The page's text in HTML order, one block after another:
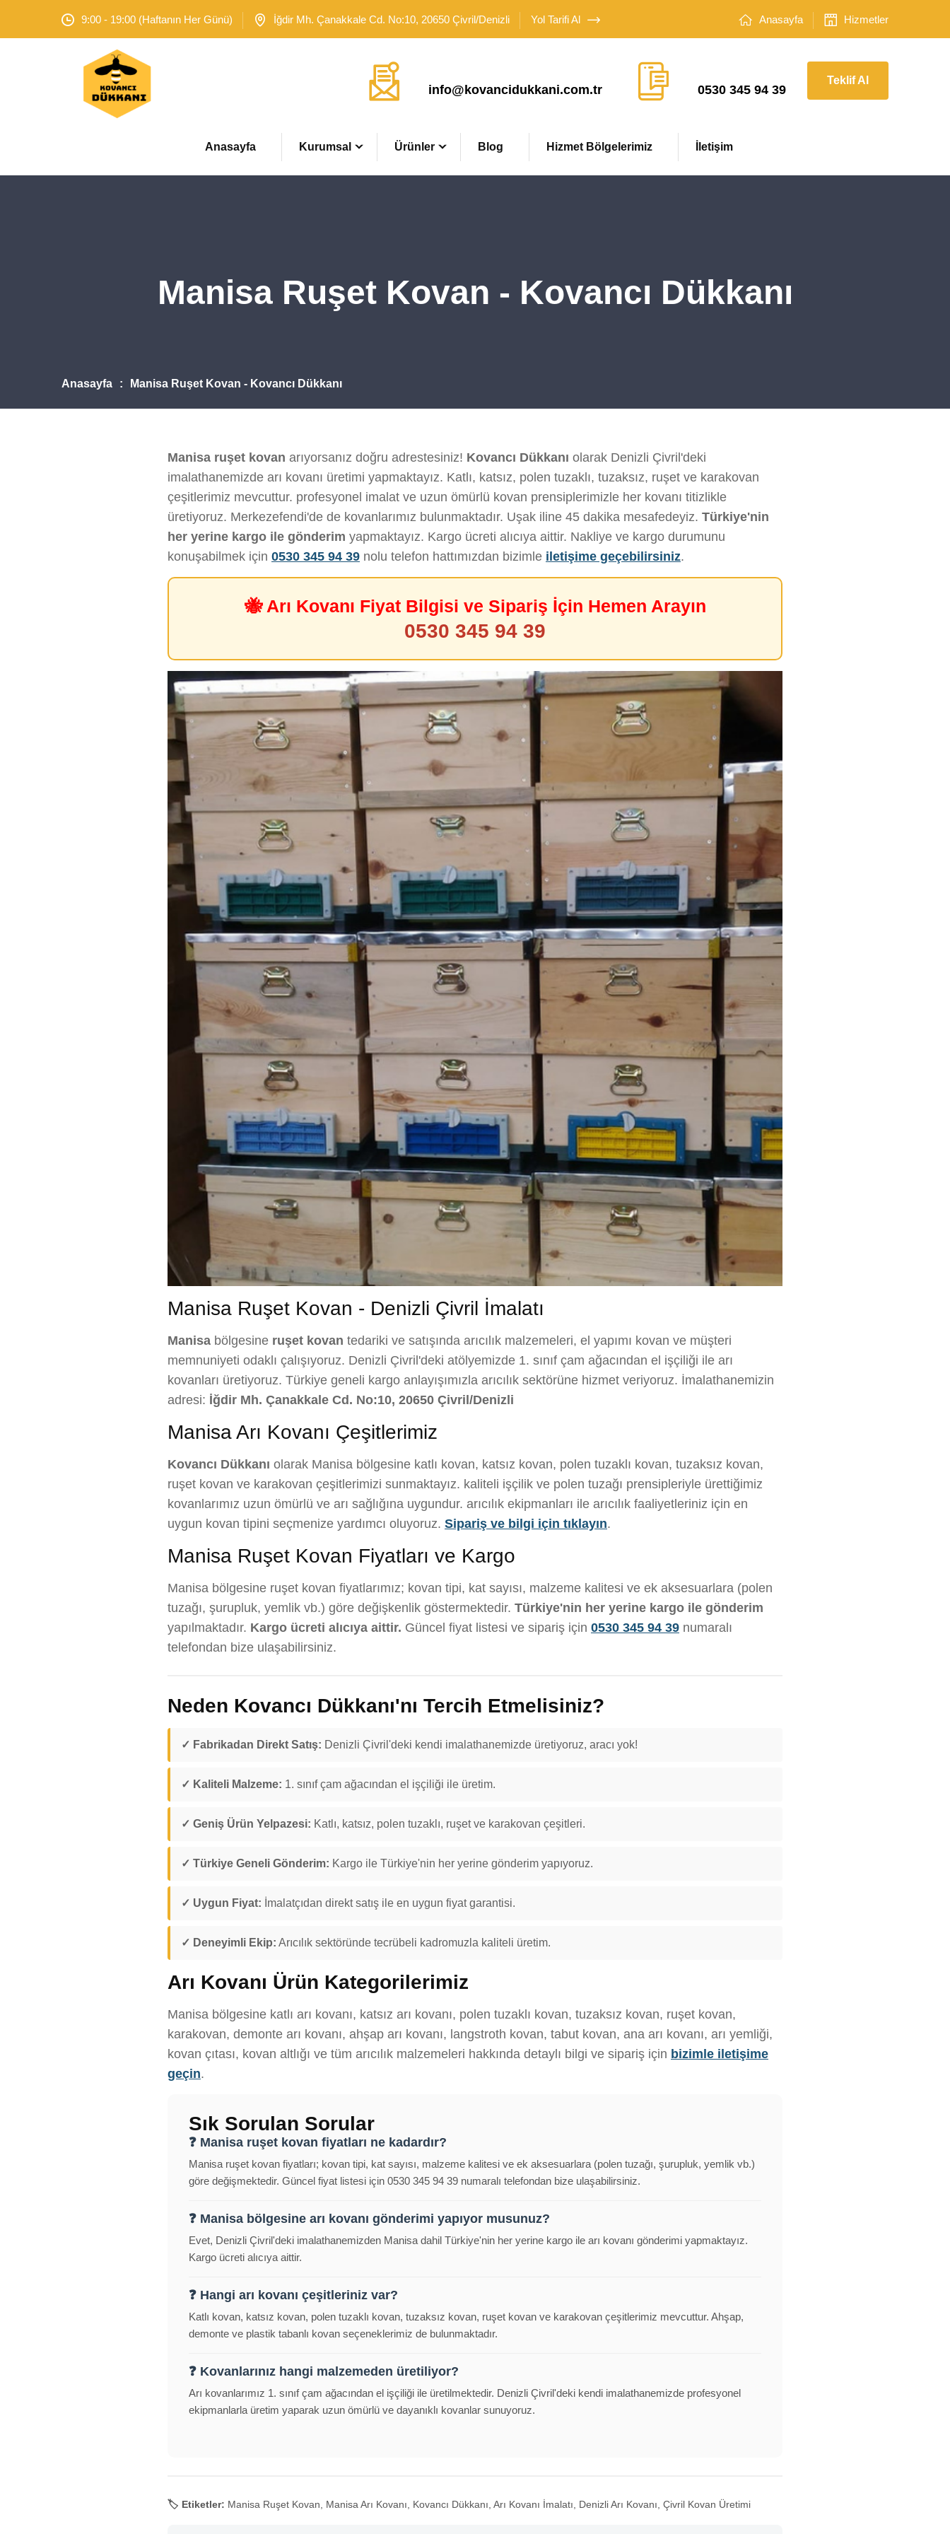
9:00 - 19:00 (Haftanın Her Günü) İğdir Mh. Çanakkale Cd. No:10, 20650 Çivril/Denizli Yol Tarifi Al Anasayfa Hizmetler
info@kovancidukkani.com.tr 0530 345 94 39
Teklif Al
Anasayfa Kurumsal Ürünler Blog Hizmet Bölgelerimiz İletişim
Manisa Ruşet Kovan - Kovancı Dükkanı
Anasayfa Manisa Ruşet Kovan - Kovancı Dükkanı
Manisa ruşet kovan arıyorsanız doğru adrestesiniz! Kovancı Dükkanı olarak Denizli Çivril'deki
imalathanemizde arı kovanı üretimi yapmaktayız. Katlı, katsız, polen tuzaklı, tuzaksız, ruşet ve karakovan
çeşitlerimiz mevcuttur. profesyonel imalat ve uzun ömürlü kovan prensiplerimizle her kovanı titizlikle
üretiyoruz. Merkezefendi'de de kovanlarımız bulunmaktadır. Uşak iline 45 dakika mesafedeyiz. Türkiye'nin
her yerine kargo ile gönderim yapmaktayız. Kargo ücreti alıcıya aittir. Nakliye ve kargo durumunu
konuşabilmek için 0530 345 94 39 nolu telefon hattımızdan bizimle iletişime geçebilirsiniz.
🐝 Arı Kovanı Fiyat Bilgisi ve Sipariş İçin Hemen Arayın
0530 345 94 39
Manisa Ruşet Kovan - Denizli Çivril İmalatı
Manisa bölgesine ruşet kovan tedariki ve satışında arıcılık malzemeleri, el yapımı kovan ve müşteri
memnuniyeti odaklı çalışıyoruz. Denizli Çivril'deki atölyemizde 1. sınıf çam ağacından el işçiliği ile arı
kovanları üretiyoruz. Türkiye geneli kargo anlayışımızla arıcılık sektörüne hizmet veriyoruz. İmalathanemizin
adresi: İğdir Mh. Çanakkale Cd. No:10, 20650 Çivril/Denizli
Manisa Arı Kovanı Çeşitlerimiz
Kovancı Dükkanı olarak Manisa bölgesine katlı kovan, katsız kovan, polen tuzaklı kovan, tuzaksız kovan,
ruşet kovan ve karakovan çeşitlerimizi sunmaktayız. kaliteli işçilik ve polen tuzağı prensipleriyle ürettiğimiz
kovanlarımız uzun ömürlü ve arı sağlığına uygundur. arıcılık ekipmanları ile arıcılık faaliyetleriniz için en
uygun kovan tipini seçmenize yardımcı oluyoruz. Sipariş ve bilgi için tıklayın.
Manisa Ruşet Kovan Fiyatları ve Kargo
Manisa bölgesine ruşet kovan fiyatlarımız; kovan tipi, kat sayısı, malzeme kalitesi ve ek aksesuarlara (polen
tuzağı, şurupluk, yemlik vb.) göre değişkenlik göstermektedir. Türkiye'nin her yerine kargo ile gönderim
yapılmaktadır. Kargo ücreti alıcıya aittir. Güncel fiyat listesi ve sipariş için 0530 345 94 39 numaralı
telefondan bize ulaşabilirsiniz.
Neden Kovancı Dükkanı'nı Tercih Etmelisiniz?
✓ Fabrikadan Direkt Satış: Denizli Çivril'deki kendi imalathanemizde üretiyoruz, aracı yok!
✓ Kaliteli Malzeme: 1. sınıf çam ağacından el işçiliği ile üretim.
✓ Geniş Ürün Yelpazesi: Katlı, katsız, polen tuzaklı, ruşet ve karakovan çeşitleri.
✓ Türkiye Geneli Gönderim: Kargo ile Türkiye'nin her yerine gönderim yapıyoruz.
✓ Uygun Fiyat: İmalatçıdan direkt satış ile en uygun fiyat garantisi.
✓ Deneyimli Ekip: Arıcılık sektöründe tecrübeli kadromuzla kaliteli üretim.
Arı Kovanı Ürün Kategorilerimiz
Manisa bölgesine katlı arı kovanı, katsız arı kovanı, polen tuzaklı kovan, tuzaksız kovan, ruşet kovan,
karakovan, demonte arı kovanı, ahşap arı kovanı, langstroth kovan, tabut kovan, ana arı kovanı, arı yemliği,
kovan çıtası, kovan altlığı ve tüm arıcılık malzemeleri hakkında detaylı bilgi ve sipariş için bizimle iletişime
geçin.
Sık Sorulan Sorular
❓ Manisa ruşet kovan fiyatları ne kadardır?
Manisa ruşet kovan fiyatları; kovan tipi, kat sayısı, malzeme kalitesi ve ek aksesuarlara (polen tuzağı, şurupluk, yemlik vb.)
göre değişmektedir. Güncel fiyat listesi için 0530 345 94 39 numaralı telefondan bize ulaşabilirsiniz.
❓ Manisa bölgesine arı kovanı gönderimi yapıyor musunuz?
Evet, Denizli Çivril'deki imalathanemizden Manisa dahil Türkiye'nin her yerine kargo ile arı kovanı gönderimi yapmaktayız.
Kargo ücreti alıcıya aittir.
❓ Hangi arı kovanı çeşitleriniz var?
Katlı kovan, katsız kovan, polen tuzaklı kovan, tuzaksız kovan, ruşet kovan ve karakovan çeşitlerimiz mevcuttur. Ahşap,
demonte ve plastik tabanlı kovan seçeneklerimiz de bulunmaktadır.
❓ Kovanlarınız hangi malzemeden üretiliyor?
Arı kovanlarımız 1. sınıf çam ağacından el işçiliği ile üretilmektedir. Denizli Çivril'deki kendi imalathanemizde profesyonel
ekipmanlarla üretim yaparak uzun ömürlü ve dayanıklı kovanlar sunuyoruz.
🏷️ Etiketler: Manisa Ruşet Kovan, Manisa Arı Kovanı, Kovancı Dükkanı, Arı Kovanı İmalatı, Denizli Arı Kovanı, Çivril Kovan Üretimi